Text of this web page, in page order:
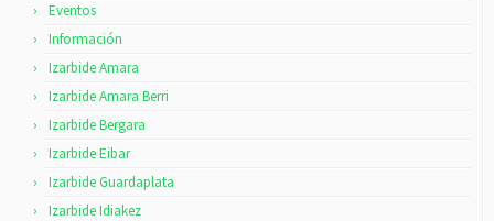
Eventos
Información
Izarbide Amara
Izarbide Amara Berri
Izarbide Bergara
Izarbide Eibar
Izarbide Guardaplata
Izarbide Idiakez